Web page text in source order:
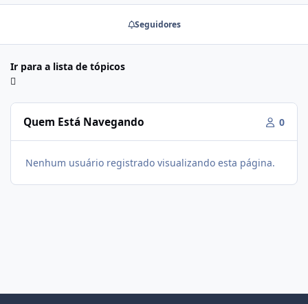
Seguidores
Ir para a lista de tópicos
Quem Está Navegando 0
Nenhum usuário registrado visualizando esta página.